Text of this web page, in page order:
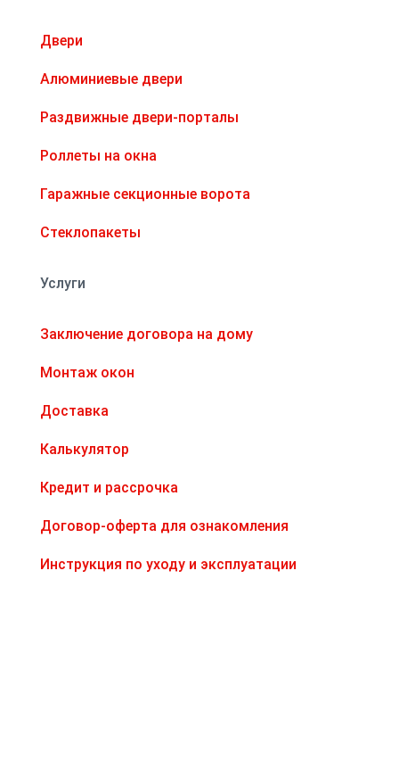
Двери
Алюминиевые двери
Раздвижные двери-порталы
Роллеты на окна
Гаражные секционные ворота
Стеклопакеты
Услуги
Заключение договора на дому
Монтаж окон
Доставка
Калькулятор
Кредит и рассрочка
Договор-оферта для ознакомления
Инструкция по уходу и эксплуатации